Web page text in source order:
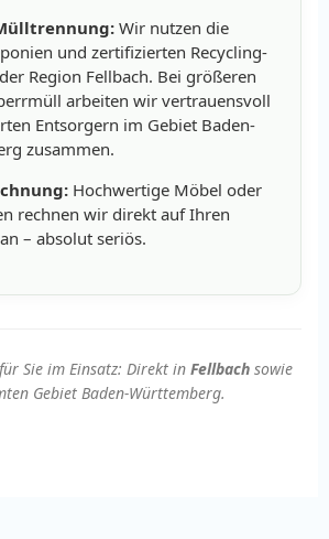
Wir nutzen die
und zertifizierten Recycling-
Region Fellbach. Bei größeren
arbeiten wir vertrauensvoll
Entsorgern im Gebiet Baden-
zusammen.
Hochwertige Möbel oder
rechnen wir direkt auf Ihren
an – absolut seriös.
Sie im Einsatz: Direkt in Fellbachsowie
Gebiet Baden-Württemberg.